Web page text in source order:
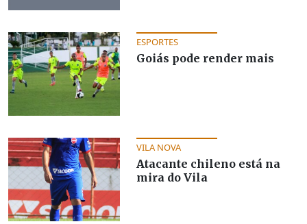
ESPORTES
Goiás pode render mais
VILA NOVA
Atacante chileno está na
mira do Vila